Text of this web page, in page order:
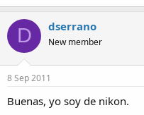
D dserrano
New member
8 Sep 2011
Buenas, yo soy de nikon.